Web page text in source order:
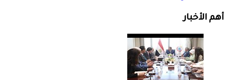
أهم الأخبار